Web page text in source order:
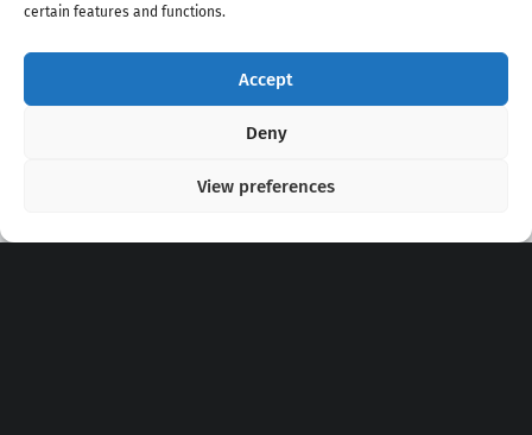
certain features and functions.
Accept
Deny
View preferences